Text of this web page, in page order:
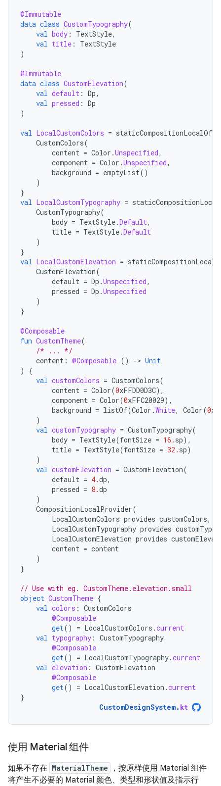
@Immutable
data class CustomTypography(
val body : TextStyle,
val title :
TextStyle
)
@Immutable
data class CustomElevation(
val default : Dp,
val pressed : Dp
)
val LocalCustomColors = staticCompositionLocalOf
CustomColors(
content = Color .Unspecified,
component = Color .Unspecified,
background = emptyList()
)
}
val LocalCustomTypography =
CustomTypography(
body = TextStyle.Default,
title = TextStyle.Default
)
}
val LocalCustomElevation =
CustomElevation(
default = Dp .Unspecified,
pressed = Dp .Unspecified
)
}
@Composable
fun CustomTheme(
/* ... */
content : @Composable () -> Unit
)
{
val customColors = CustomColors(
content = Color(0xFFDD0D3C),
component = Color(0xFFC20029),
background = listOf(Color .White, Color(0
)
val customTypography = CustomTypography(
body = TextStyle(fontSize = 16. sp),
title = TextStyle(fontSize = 32. sp)
)
val customElevation = CustomElevation(
default = 4.dp,
pressed = 8.dp
)
CompositionLocalProvider(
LocalCustomColors provides customColors,
LocalCustomTypography provides
LocalCustomElevation provides
content = content
)
}
// Use with eg. CustomTheme.elevation.small
object CustomTheme {
val colors : CustomColors
@Composable
get() = LocalCustomColors .current
val typography : CustomTypography
@Composable
get() = LocalCustomTypography.current
val elevation : CustomElevation
@Composable
get() = LocalCustomElevation .current
}
CustomDesignSystem. kt
使用 Material 组件
如果不存在 MaterialTheme
，按原样使用 Material 组件
将产生不必要的 Material 颜色、类型和形状值及指示行